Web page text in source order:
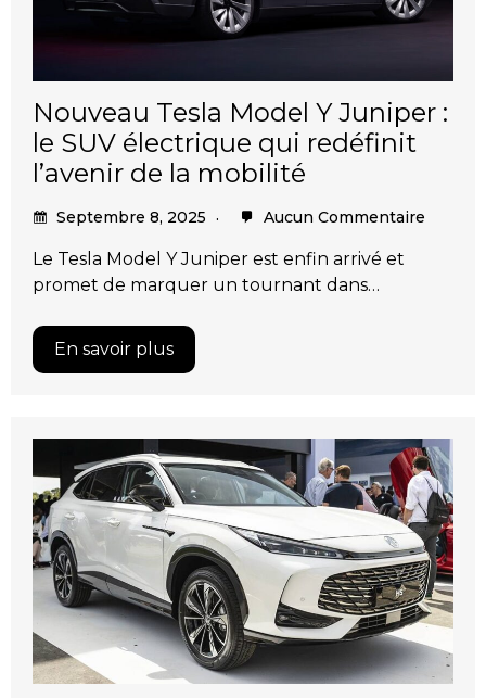
Nouveau Tesla Model Y Juniper :
le SUV électrique qui redéfinit
l’avenir de la mobilité
Septembre 8, 2025 Aucun Commentaire
Le Tesla Model Y Juniper est enfin arrivé et
promet de marquer un tournant dans…
En savoir plus